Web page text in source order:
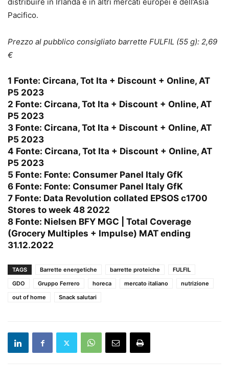
distribuire in Irlanda e in altri mercati europei e dell’Asia
Pacifico.
Prezzo al pubblico consigliato barrette FULFIL (55 g): 2,69
€
1 Fonte: Circana, Tot Ita + Discount + Online, AT
P5 2023
2 Fonte: Circana, Tot Ita + Discount + Online, AT
P5 2023
3 Fonte: Circana, Tot Ita + Discount + Online, AT
P5 2023
4 Fonte: Circana, Tot Ita + Discount + Online, AT
P5 2023
5 Fonte: Fonte: Consumer Panel Italy GfK
6 Fonte: Fonte: Consumer Panel Italy GfK
7 Fonte: Data Revolution collated EPSOS c1700
Stores to week 48 2022
8 Fonte: Nielsen BFY MGC | Total Coverage
(Grocery Multiples + Impulse) MAT ending
31.12.2022
TAGS Barrette energetiche barrette proteiche
FULFIL
GDO
Gruppo Ferrero horeca mercato italiano
nutrizione
out of home
Snack salutari